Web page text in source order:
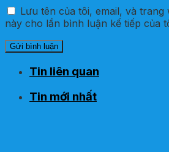
Lưu tên của tôi, email, và
này cho lần bình luận kế tiếp của
Tin liên quan
Tin mới nhất